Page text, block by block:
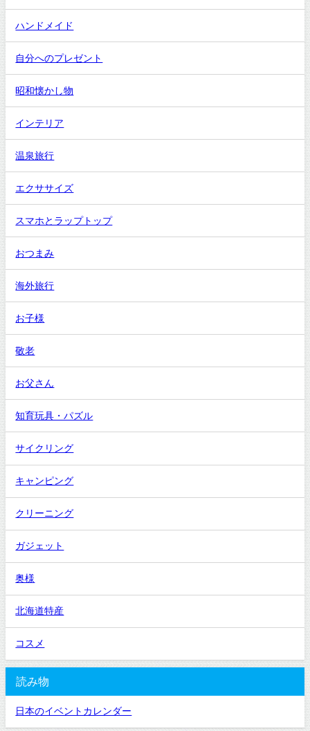
ハンドメイド
自分へのプレゼント
昭和懐かし物
インテリア
温泉旅行
エクササイズ
スマホとラップトップ
おつまみ
海外旅行
お子様
敬老
お父さん
知育玩具・パズル
サイクリング
キャンピング
クリーニング
ガジェット
奥様
北海道特産
コスメ
読み物
日本のイベントカレンダー